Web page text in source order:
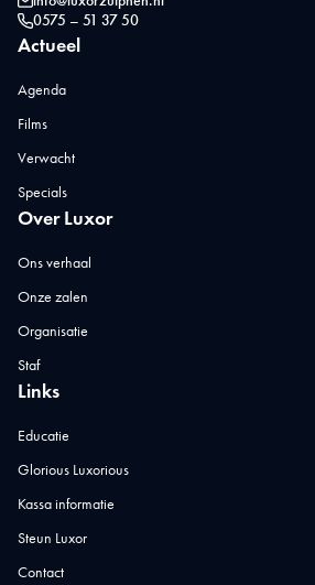
0575 – 51 37 50
Actueel
Agenda
Films
Verwacht
Specials
Over Luxor
Ons verhaal
Onze zalen
Organisatie
Staf
Links
Educatie
Glorious Luxorious
Kassa informatie
Steun Luxor
Contact